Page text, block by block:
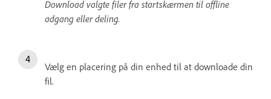
Download valgte filer fra startskærmen til offline
adgang eller deling.
Vælg en placering på din enhed til at downloade din
fil.